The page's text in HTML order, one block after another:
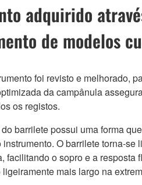
adquirido
de modelos
foi revisto e melhorado,
da campânula
os registos.
barrilete possui uma forma
O barrilete torna-se
facilitando o sopro e a resposta
mais largo na